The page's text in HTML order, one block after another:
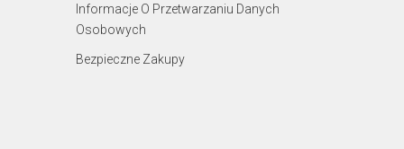
Informacje O Przetwarzaniu Danych
Osobowych
Bezpieczne Zakupy